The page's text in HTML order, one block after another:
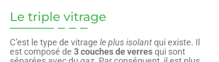
Le triple vitrage
C’est le type de vitrage le plus isolant qui existe. Il
est composé de 3 couches de verres qui sont